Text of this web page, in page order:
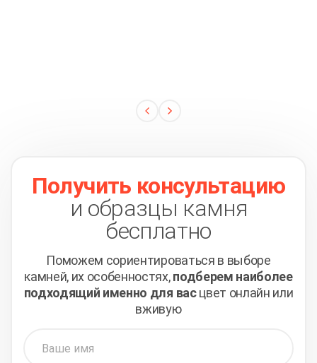
Получить консультацию
и образцы камня
бесплатно
Поможем сориентироваться в выборе
камней, их особенностях,подберем наиболее
подходящий именно для васцвет онлайн или
вживую